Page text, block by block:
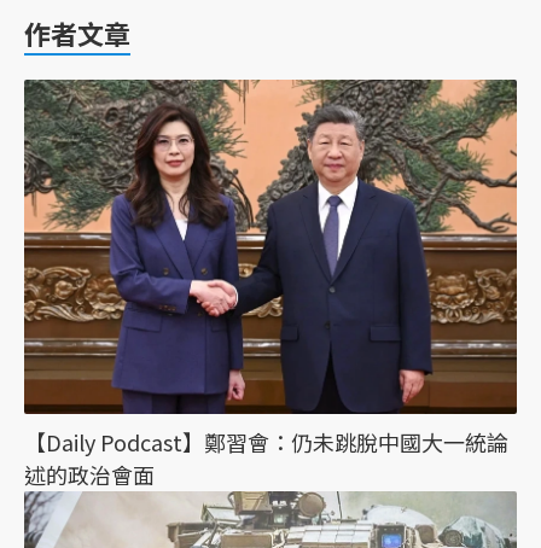
作者文章
【Daily Podcast】鄭習會：仍未跳脫中國大一統論
述的政治會面